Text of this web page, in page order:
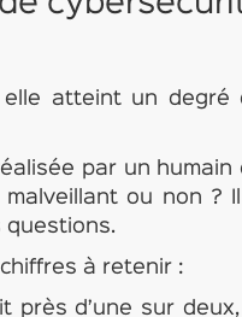
atteint un degré
par un humain
ou non ?
questions.
à retenir :
près d’une sur